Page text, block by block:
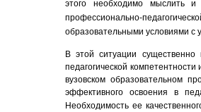
этого необходимо мыслить и
профессионально-
образовательными условиями с
В этой ситуации существенно
педагогической
вузовском образовательном
эффективного освоения в
Необходимость ее